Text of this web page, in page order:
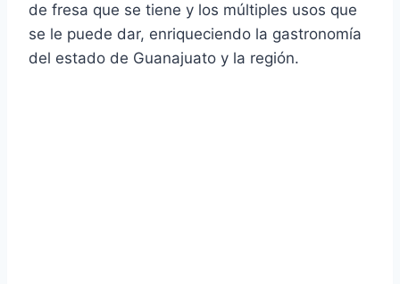
de fresa que se tiene y los múltiples usos que
se le puede dar, enriqueciendo la gastronomía
del estado de Guanajuato y la región.